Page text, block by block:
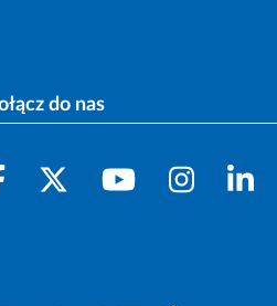
do nas